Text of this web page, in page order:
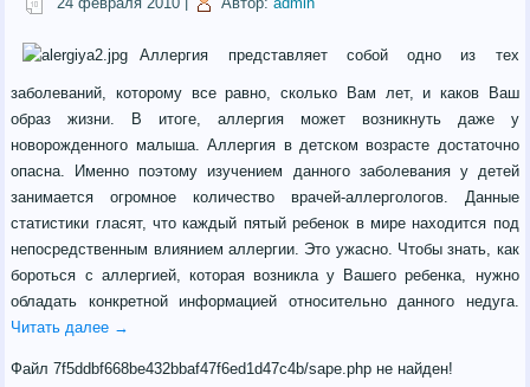
Аллергия представляет собой одно из тех
заболеваний, которому все равно, сколько Вам лет, и каков Ваш
образ жизни. В итоге, аллергия может возникнуть даже у
новорожденного малыша. Аллергия в детском возрасте достаточно
опасна. Именно поэтому изучением данного заболевания у детей
занимается огромное количество врачей-аллергологов. Данные
статистики гласят, что каждый пятый ребенок в мире находится под
непосредственным влиянием аллергии. Это ужасно. Чтобы знать, как
бороться с аллергией, которая возникла у Вашего ребенка, нужно
обладать конкретной информацией относительно данного недуга.
Читать далее →
Файл 7f5ddbf668be432bbaf47f6ed1d47c4b/sape.php не найден!